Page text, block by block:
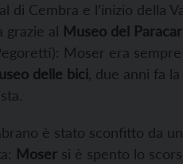
di Cembra e l’inizio della
grazie al Museo del
Moser era
delle bici, due anni fa
è stato sconfitto da
Moser si è spento lo